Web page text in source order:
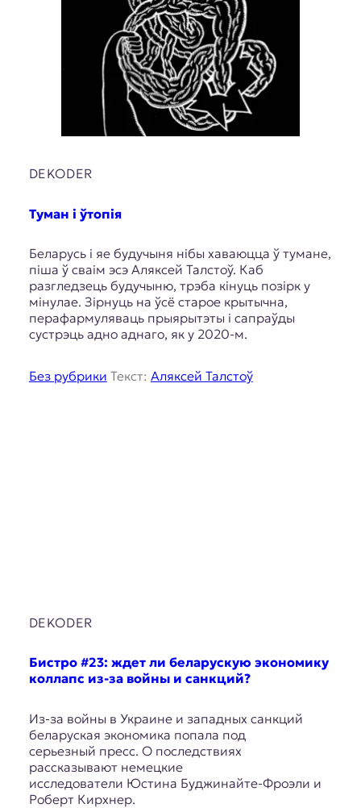
DEKODER
Туман і ўтопія
Беларусь і яе будучыня нібы хаваюцца ў тумане,
піша ў сваім эсэ Аляксей Талстоў. Каб
разгледзець будучыню, трэба кінуць позірк у
мінулае. Зірнуць на ўсё старое крытычна,
перафармуляваць прыярытэты і сапраўды
сустрэць адно аднаго, як у 2020-м.
Без рубрики Текст: Аляксей Талстоў
DEKODER
Бистро #23: ждет ли беларускую экономику
коллапс из-за войны и санкций?
Из-за войны в Украине и западных санкций
беларуская экономика попала под
серьезный пресс. О последствиях
рассказывают немецкие
исследователи Юстина Буджинайте-Фроэли и
Роберт Кирхнер.